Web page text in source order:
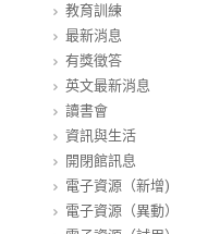
教育訓練
最新消息
有獎徵答
英文最新消息
讀書會
資訊與生活
開閉館訊息
電子資源（新增)
電子資源（異動）